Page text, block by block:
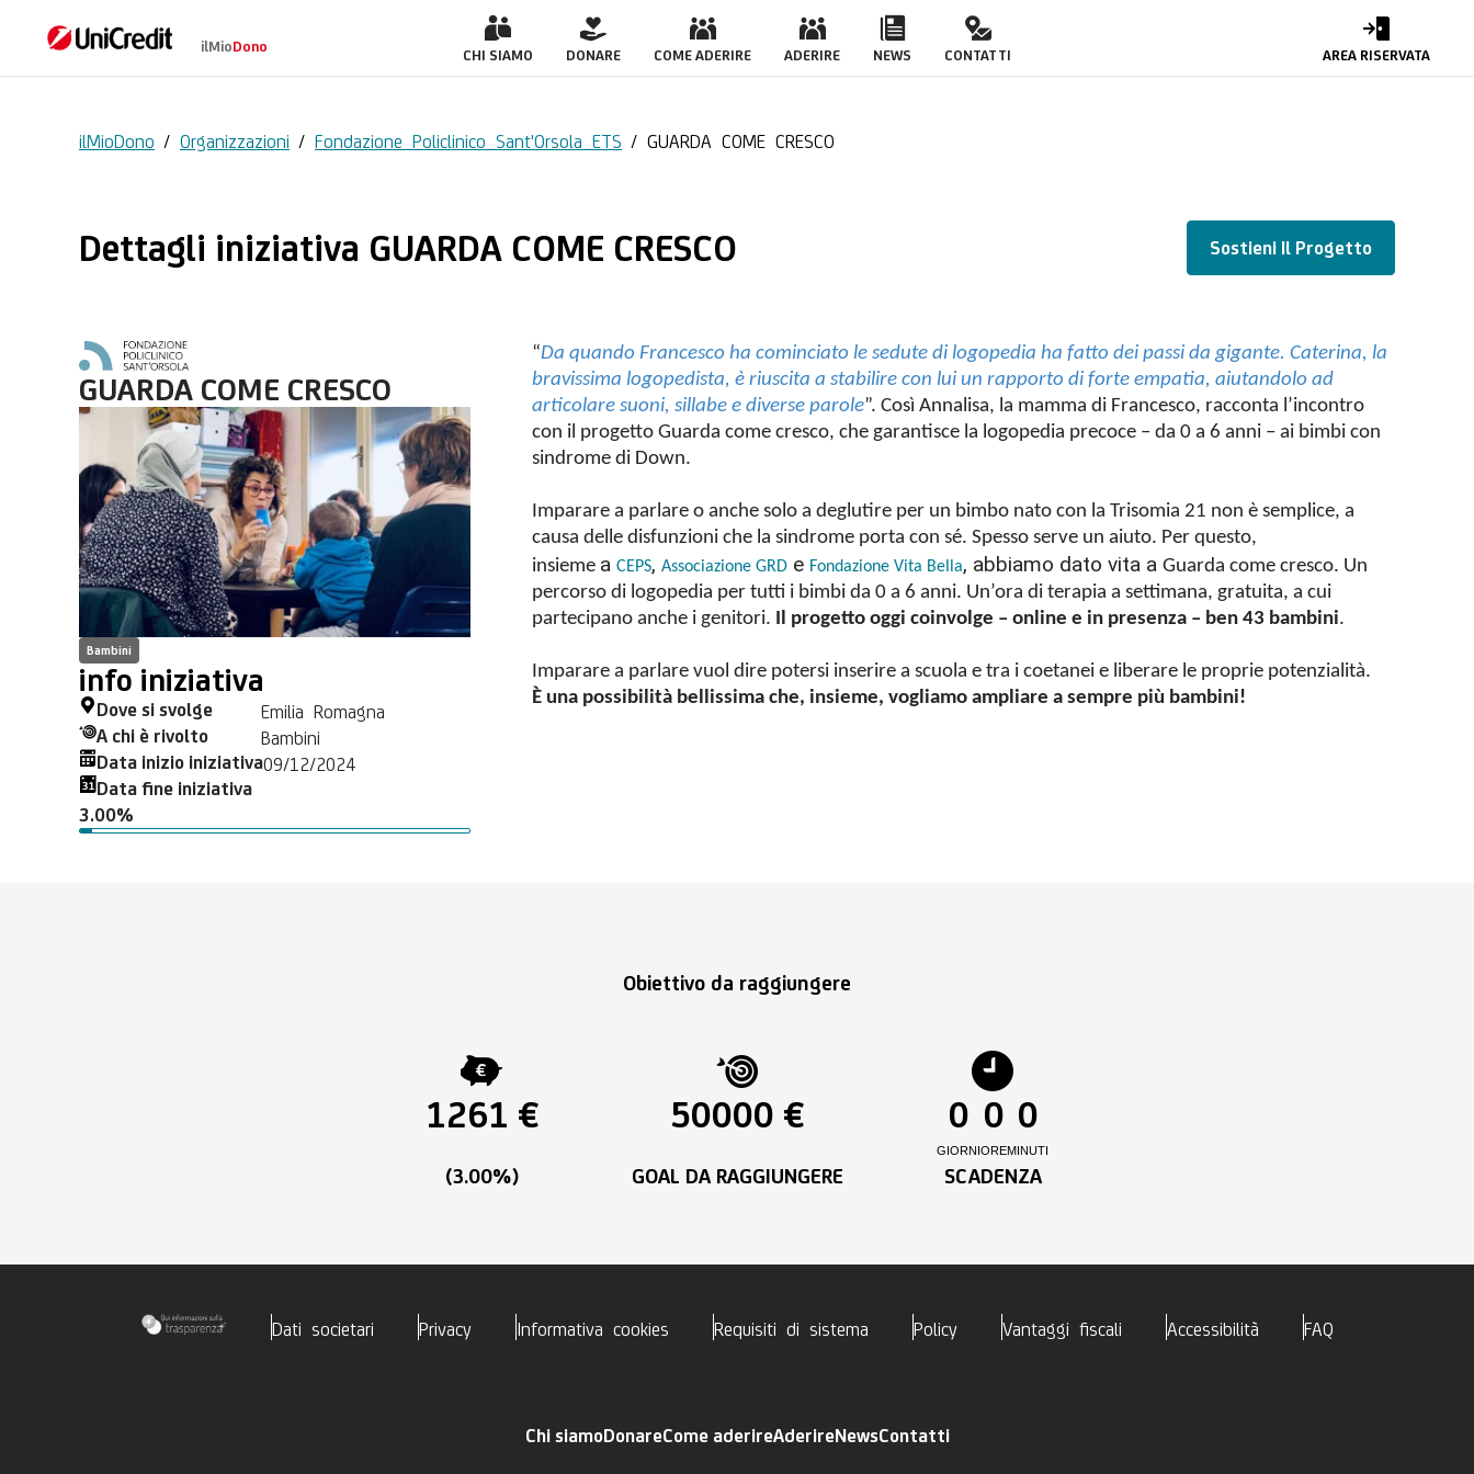
GUARDA COME CRESCO
ilMioDono
CHI SIAMO DONARE COME ADERIRE ADERIRE NEWS CONTATTI AREA RISERVATA
ilMioDono / Organizzazioni / Fondazione Policlinico Sant'Orsola ETS / GUARDA COME CRESCO
Dettagli iniziativa GUARDA COME CRESCO Sostieni Il Progetto
GUARDA COME CRESCO
Bambini
info iniziativa
Dove si svolge Emilia Romagna
A chi è rivolto Bambini
Data inizio iniziativa09/12/2024
Data fine iniziativa
3.00%
“Da quando Francesco ha cominciato le sedute di logopedia ha fatto dei passi da gigante. Caterina, la
bravissima logopedista, è riuscita a stabilire con lui un rapporto di forte empatia, aiutandolo ad
articolare suoni, sillabe e diverse parole”. Così Annalisa, la mamma di Francesco, racconta l’incontro
con il progetto Guarda come cresco, che garantisce la logopedia precoce – da 0 a 6 anni – ai bimbi con
sindrome di Down.
Imparare a parlare o anche solo a deglutire per un bimbo nato con la Trisomia 21 non è semplice, a
causa delle disfunzioni che la sindrome porta con sé. Spesso serve un aiuto. Per questo,
insieme aCEPS,Associazione GRD e Fondazione Vita Bella, abbiamo dato vita aGuarda come cresco. Un
percorso di logopedia per tutti i bimbi da 0 a 6 anni. Un’ora di terapia a settimana, gratuita, a cui
partecipano anche i genitori. Il progetto oggi coinvolge – online e in presenza – ben 43 bambini.
Imparare a parlare vuol dire potersi inserire a scuola e tra i coetanei e liberare le proprie potenzialità.
È una possibilità bellissima che, insieme, vogliamo ampliare a sempre più bambini!
Obiettivo da raggiungere
1261 €
(3.00%)
50000 €
GOAL DA RAGGIUNGERE
0
GIORNI
0
ORE
0
MINUTI
SCADENZA
Dati societari Privacy Informativa cookies Requisiti di sistema Policy Vantaggi fiscali Accessibilità FAQ
Chi siamoDonareCome aderireAderireNewsContatti